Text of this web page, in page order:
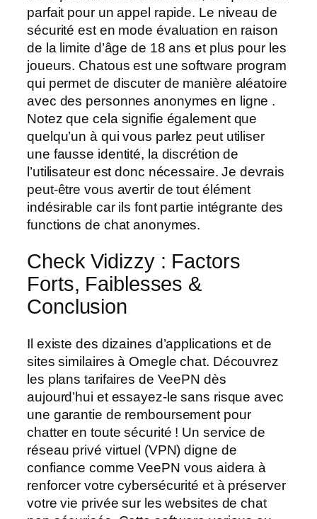
parfait pour un appel rapide. Le niveau de
sécurité est en mode évaluation en raison
de la limite d’âge de 18 ans et plus pour les
joueurs. Chatous est une software program
qui permet de discuter de manière aléatoire
avec des personnes anonymes en ligne .
Notez que cela signifie également que
quelqu’un à qui vous parlez peut utiliser
une fausse identité, la discrétion de
l’utilisateur est donc nécessaire. Je devrais
peut-être vous avertir de tout élément
indésirable car ils font partie intégrante des
functions de chat anonymes.
Check Vidizzy : Factors
Forts, Faiblesses &
Conclusion
Il existe des dizaines d’applications et de
sites similaires à Omegle chat. Découvrez
les plans tarifaires de VeePN dès
aujourd’hui et essayez-le sans risque avec
une garantie de remboursement pour
chatter en toute sécurité ! Un service de
réseau privé virtuel (VPN) digne de
confiance comme VeePN vous aidera à
renforcer votre cybersécurité et à préserver
votre vie privée sur les websites de chat